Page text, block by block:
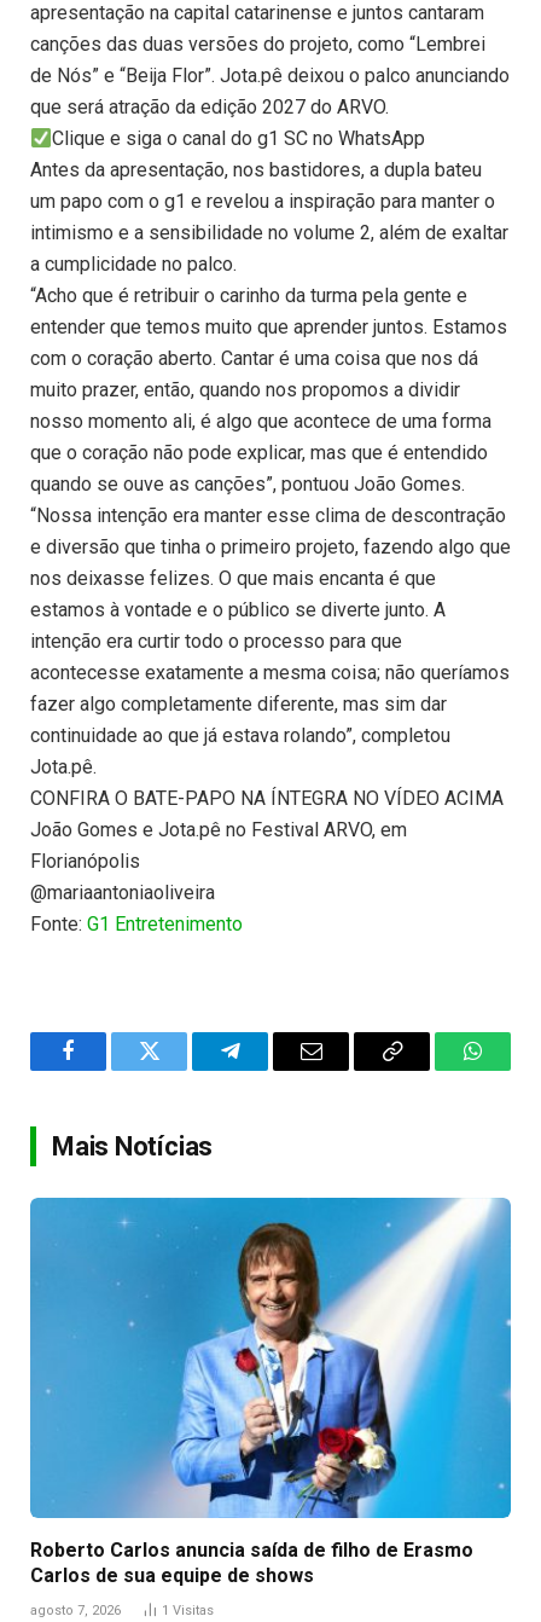
apresentação na capital catarinense e juntos cantaram
canções das duas versões do projeto, como “Lembrei
de Nós” e “Beija Flor”. Jota.pê deixou o palco anunciando
que será atração da edição 2027 do ARVO.
Clique e siga o canal do g1 SC no WhatsApp
Antes da apresentação, nos bastidores, a dupla bateu
um papo com o g1 e revelou a inspiração para manter o
intimismo e a sensibilidade no volume 2, além de exaltar
a cumplicidade no palco.
“Acho que é retribuir o carinho da turma pela gente e
entender que temos muito que aprender juntos. Estamos
com o coração aberto. Cantar é uma coisa que nos dá
muito prazer, então, quando nos propomos a dividir
nosso momento ali, é algo que acontece de uma forma
que o coração não pode explicar, mas que é entendido
quando se ouve as canções”, pontuou João Gomes.
“Nossa intenção era manter esse clima de descontração
e diversão que tinha o primeiro projeto, fazendo algo que
nos deixasse felizes. O que mais encanta é que
estamos à vontade e o público se diverte junto. A
intenção era curtir todo o processo para que
acontecesse exatamente a mesma coisa; não queríamos
fazer algo completamente diferente, mas sim dar
continuidade ao que já estava rolando”, completou
Jota.pê.
CONFIRA O BATE-PAPO NA ÍNTEGRA NO VÍDEO ACIMA
João Gomes e Jota.pê no Festival ARVO, em
Florianópolis
@mariaantoniaoliveira
Fonte: G1 Entretenimento
FacebookTwitter TelegramEmail
Copy
Mais Notícias
Roberto Carlos anuncia saída de filho de Erasmo
Carlos de sua equipe de shows
agosto 7, 2026 1 Visitas